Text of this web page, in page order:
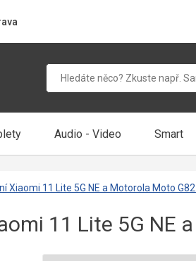
Audio - Video Smart
Xiaomi 11 Lite 5G NE a Motorola Moto G82
11 Lite 5G NE